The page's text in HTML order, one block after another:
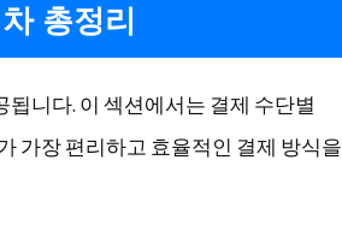
총정리
니다. 이 섹션에서는 결제 수단별
가장 편리하고 효율적인 결제 방식을